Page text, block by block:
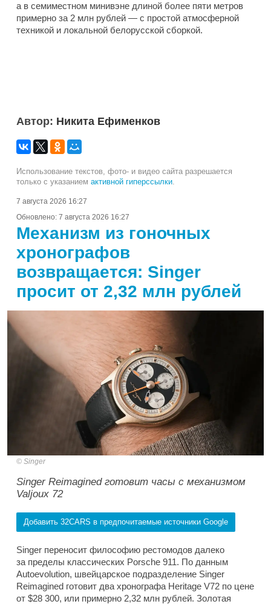
а в семиместном минивэне длиной более пяти метров
примерно за 2 млн рублей — с простой атмосферной
техникой и локальной белорусской сборкой.
Автор: Никита Ефименков
Использование текстов, фото- и видео сайта разрешается
только с указанием активной гиперссылки.
7 августа 2026 16:27
Обновлено: 7 августа 2026 16:27
Механизм из гоночных
хронографов
возвращается: Singer
просит от 2,32 млн рублей
Singer
Singer Reimagined готовит часы с механизмом
Valjoux 72
Добавить 32CARS в предпочитаемые источники Google
Singer переносит философию рестомодов далеко
за пределы классических Porsche 911. По данным
Autoevolution, швейцарское подразделение Singer
Reimagined готовит два хронографа Heritage V72 по цене
от $28 300, или примерно 2,32 млн рублей. Золотая